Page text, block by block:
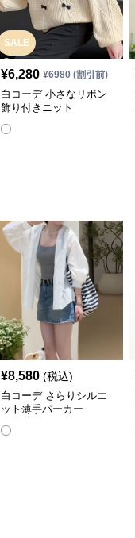
SALE
¥6,280 ¥6980(割引前)
白コーデ 小さなリボン
飾り付きニット
¥8,580 (税込)
白コーデ さらりシルエ
ット薄手パーカー